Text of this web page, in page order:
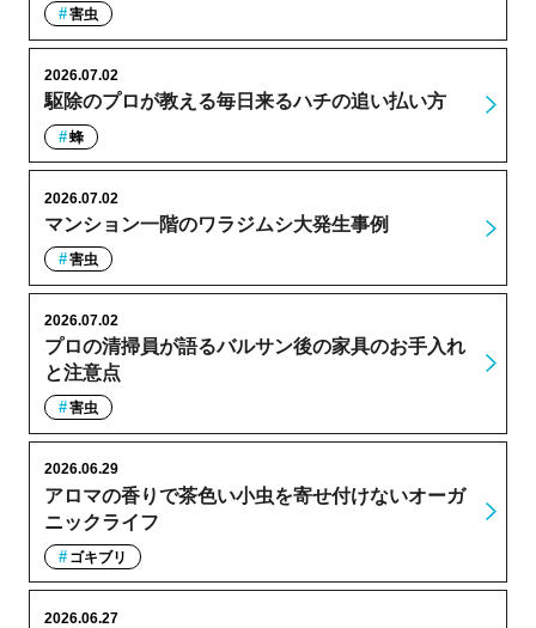
害虫
駆除のプロが教える毎日来るハチの追い払い方
2026.07.02
蜂
マンション一階のワラジムシ大発生事例
2026.07.02
害虫
プロの清掃員が語るバルサン後の家具のお手入れ
と注意点
2026.07.02
害虫
アロマの香りで茶色い小虫を寄せ付けないオーガ
ニックライフ
2026.06.29
ゴキブリ
2026.06.27